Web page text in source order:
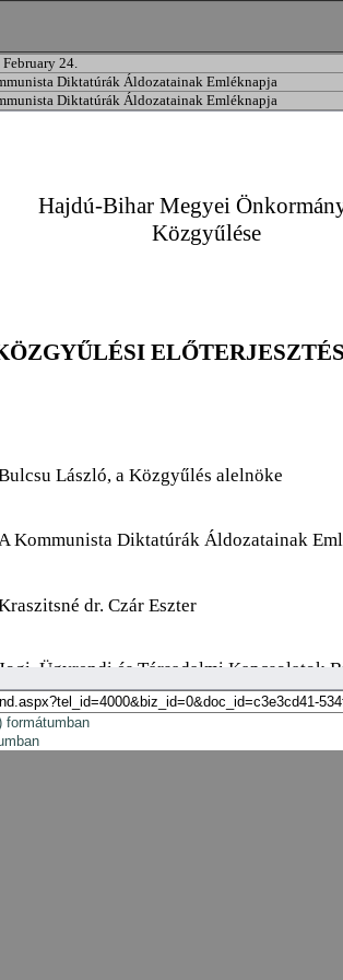
24.
Diktatúrák Áldozatainak Emléknapja
Diktatúrák Áldozatainak Emléknapja
formátumban